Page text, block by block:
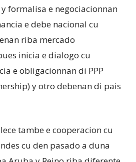
formalisa e negociacionnan
e debe nacional cu
riba mercado
inicia e dialogo cu
e obligacionnan di PPP
y otro debenan di pais
tambe e cooperacion cu
cu den pasado a duna